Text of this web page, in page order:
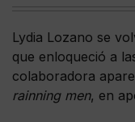
Lydia Lozano se
que enloqueció a
colaboradora
rainning men, en